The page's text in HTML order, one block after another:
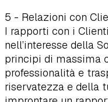
5 - Relazioni con
I rapporti con i
nell’interesse della
principi di massima
professionalità e
riservatezza e della